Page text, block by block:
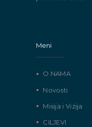
Meni
O NAMA
Novosti
Misija i Vizija
CILJEVI